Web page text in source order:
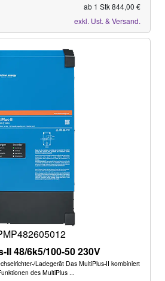
ab 1 Stk 844,00 €
exkl. Ust. & Versand.
II 48/6k5/100-50 230V
Ladegerät Das MultiPlus-II kombiniert
des MultiPlus ...